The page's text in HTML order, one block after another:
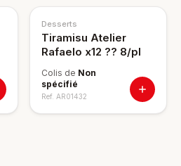
Desserts
Tiramisu Atelier
Rafaelo x12 ?? 8/pl
Colis de Non
spécifié
Ref. AR01432